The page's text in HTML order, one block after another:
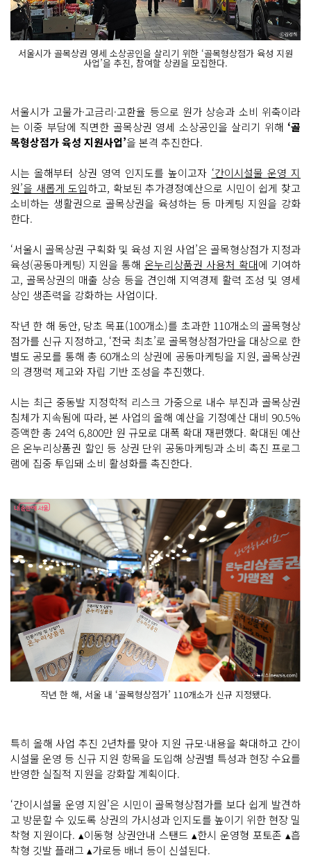
서울시가 골목상권 영세 소상공인을 살리기 위한 ‘골목형상점가 육성 지원
사업’을 추진, 참여할 상권을 모집한다.
서울시가 고물가·고금리·고환율 등으로 원가 상승과 소비 위축이라
는 이중 부담에 직면한 골목상권 영세 소상공인을 살리기 위해 ‘골
목형상점가 육성 지원사업’을 본격 추진한다.
시는 올해부터 상권 영역 인지도를 높이고자 ‘간이시설물 운영 지
원’을 새롭게 도입하고, 확보된 추가경정예산으로 시민이 쉽게 찾고
소비하는 생활권으로 골목상권을 육성하는 등 마케팅 지원을 강화
한다.
‘서울시 골목상권 구획화 및 육성 지원 사업’은 골목형상점가 지정과
육성(공동마케팅) 지원을 통해 온누리상품권 사용처 확대에 기여하
고, 골목상권의 매출 상승 등을 견인해 지역경제 활력 조성 및 영세
상인 생존력을 강화하는 사업이다.
작년 한 해 동안, 당초 목표(100개소)를 초과한 110개소의 골목형상
점가를 신규 지정하고, ‘전국 최초’로 골목형상점가만을 대상으로 한
별도 공모를 통해 총 60개소의 상권에 공동마케팅을 지원, 골목상권
의 경쟁력 제고와 자립 기반 조성을 추진했다.
시는 최근 중동발 지정학적 리스크 가중으로 내수 부진과 골목상권
침체가 지속됨에 따라, 본 사업의 올해 예산을 기정예산 대비 90.5%
증액한 총 24억 6,800만 원 규모로 대폭 확대 재편했다. 확대된 예산
은 온누리상품권 할인 등 상권 단위 공동마케팅과 소비 촉진 프로그
램에 집중 투입돼 소비 활성화를 촉진한다.
작년 한 해, 서울 내 ‘골목형상점가’ 110개소가 신규 지정됐다.
특히 올해 사업 추진 2년차를 맞아 지원 규모·내용을 확대하고 간이
시설물 운영 등 신규 지원 항목을 도입해 상권별 특성과 현장 수요를
반영한 실질적 지원을 강화할 계획이다.
‘간이시설물 운영 지원’은 시민이 골목형상점가를 보다 쉽게 발견하
고 방문할 수 있도록 상권의 가시성과 인지도를 높이기 위한 현장 밀
착형 지원이다. ▴이동형 상권안내 스탠드 ▴한시 운영형 포토존 ▴흡
착형 깃발 플래그 ▴가로등 배너 등이 신설된다.